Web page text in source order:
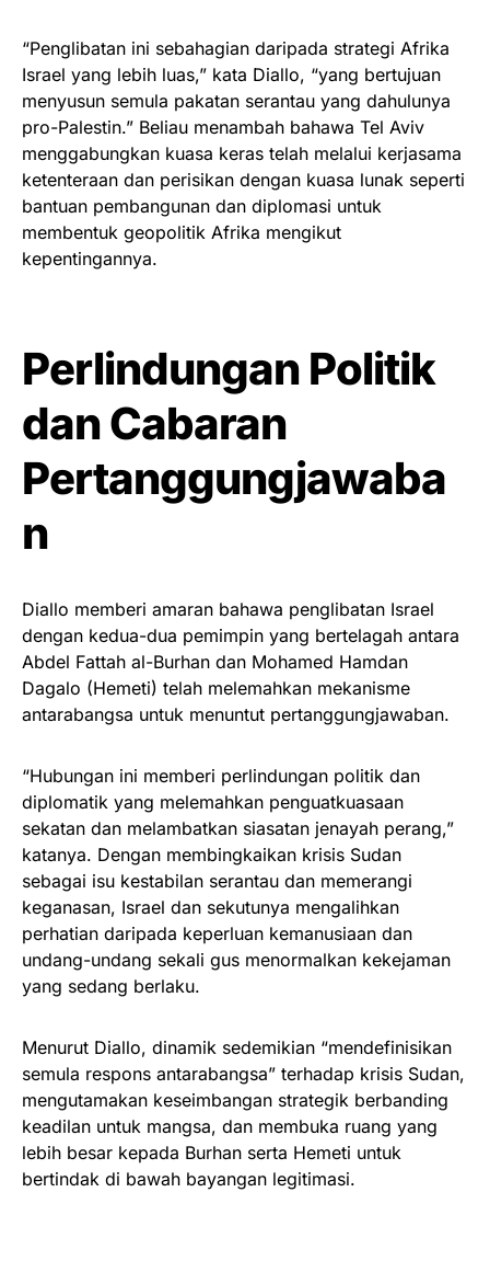
“Penglibatan ini sebahagian daripada strategi Afrika
Israel yang lebih luas,” kata Diallo, “yang bertujuan
menyusun semula pakatan serantau yang dahulunya
pro-Palestin.” Beliau menambah bahawa Tel Aviv
menggabungkan kuasa keras telah melalui kerjasama
ketenteraan dan perisikan dengan kuasa lunak seperti
bantuan pembangunan dan diplomasi untuk
membentuk geopolitik Afrika mengikut
kepentingannya.
Perlindungan Politik
dan Cabaran
Pertanggungjawaba
n
Diallo memberi amaran bahawa penglibatan Israel
dengan kedua-dua pemimpin yang bertelagah antara
Abdel Fattah al-Burhan dan Mohamed Hamdan
Dagalo (Hemeti) telah melemahkan mekanisme
antarabangsa untuk menuntut pertanggungjawaban.
“Hubungan ini memberi perlindungan politik dan
diplomatik yang melemahkan penguatkuasaan
sekatan dan melambatkan siasatan jenayah perang,”
katanya. Dengan membingkaikan krisis Sudan
sebagai isu kestabilan serantau dan memerangi
keganasan, Israel dan sekutunya mengalihkan
perhatian daripada keperluan kemanusiaan dan
undang-undang sekali gus menormalkan kekejaman
yang sedang berlaku.
Menurut Diallo, dinamik sedemikian “mendefinisikan
semula respons antarabangsa” terhadap krisis Sudan,
mengutamakan keseimbangan strategik berbanding
keadilan untuk mangsa, dan membuka ruang yang
lebih besar kepada Burhan serta Hemeti untuk
bertindak di bawah bayangan legitimasi.